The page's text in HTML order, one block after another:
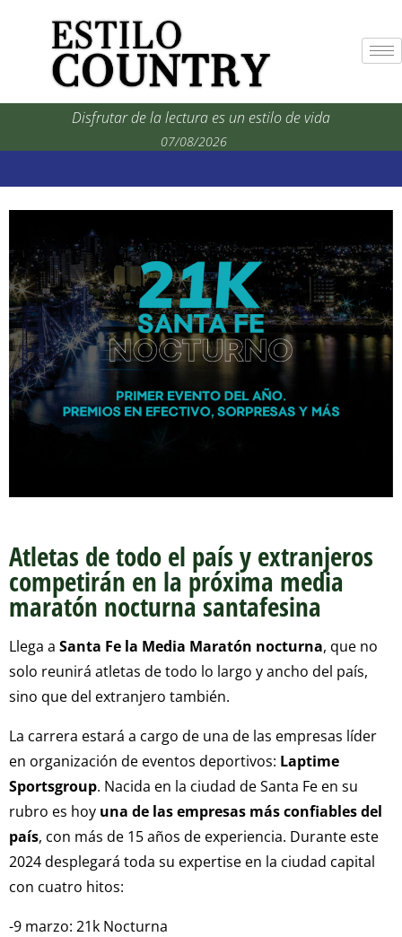
Disfrutar de la lectura es un estilo de vida
07/08/2026
Atletas de todo el país y extranjeros
competirán en la próxima media
maratón nocturna santafesina
Llega a Santa Fe la Media Maratón nocturna, que no
solo reunirá atletas de todo lo largo y ancho del país,
sino que del extranjero también.
La carrera estará a cargo de una de las empresas líder
en organización de eventos deportivos: Laptime
Sportsgroup. Nacida en la ciudad de Santa Fe en su
rubro es hoy una de las empresas más confiables del
país, con más de 15 años de experiencia. Durante este
2024 desplegará toda su expertise en la ciudad capital
con cuatro hitos:
-9 marzo: 21k Nocturna